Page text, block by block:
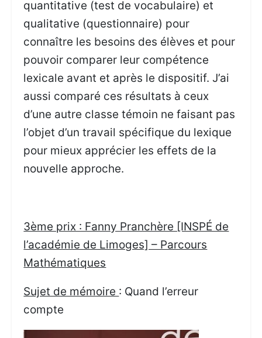
quantitative (test de vocabulaire) et
qualitative (questionnaire) pour
connaître les besoins des élèves et pour
pouvoir comparer leur compétence
lexicale avant et après le dispositif. J’ai
aussi comparé ces résultats à ceux
d’une autre classe témoin ne faisant pas
l’objet d’un travail spécifique du lexique
pour mieux apprécier les effets de la
nouvelle approche.
3ème prix : Fanny Pranchère [INSPÉ de
l’académie de Limoges] – Parcours
Mathématiques
Sujet de mémoire : Quand l’erreur
compte